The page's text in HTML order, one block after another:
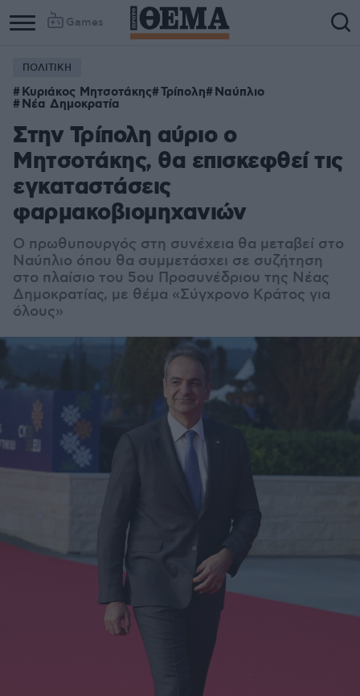
Games
ΠΟΛΙΤΙΚΗ
Κυριάκος Μητσοτάκης Τρίπολη Ναύπλιο
Νέα Δημοκρατία
Στην Τρίπολη αύριο ο
Μητσοτάκης, θα επισκεφθεί τις
εγκαταστάσεις
φαρμακοβιομηχανιών
Ο πρωθυπουργός στη συνέχεια θα μεταβεί στο
Ναύπλιο όπου θα συμμετάσχει σε συζήτηση
στο πλαίσιο του 5ου Προσυνέδριου της Νέας
Δημοκρατίας, με θέμα «Σύγχρονο Κράτος για
όλους»